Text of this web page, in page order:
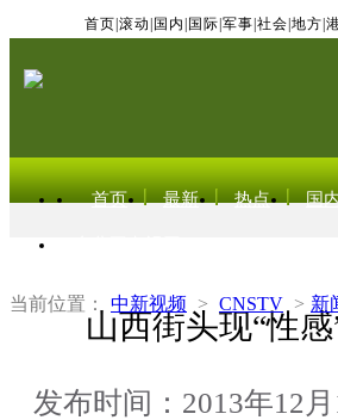
首页 滚动 国内 国际 军事 社会 地方
首页 最新 热点 国
当前位置： 中新视频 > CNSTV > 新
山西街头现“性
发布时间：2013年12